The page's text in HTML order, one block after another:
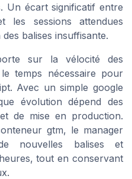
Un écart significatif entre
les sessions attendues
balises insuffisante.
sur la vélocité des
temps nécessaire pour
Avec un simple google
évolution dépend des
de mise en production.
gtm, le manager
nouvelles balises et
tout en conservant